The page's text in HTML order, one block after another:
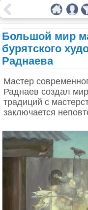
Большой мир
бурятского
Раднаева
Мастер
Раднаев создал
традиций с
заключается